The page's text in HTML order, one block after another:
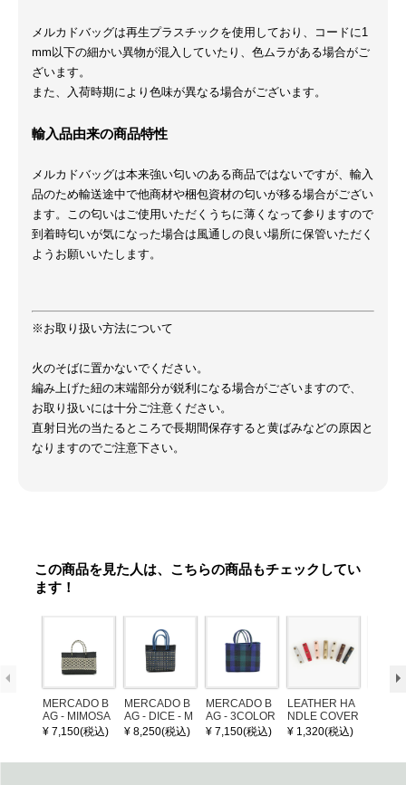
メルカドバッグは再生プラスチックを使用しており、コードに1
mm以下の細かい異物が混入していたり、色ムラがある場合がご
ざいます。
また、入荷時期により色味が異なる場合がございます。
輸入品由来の商品特性
メルカドバッグは本来強い匂いのある商品ではないですが、輸入
品のため輸送途中で他商材や梱包資材の匂いが移る場合がござい
ます。この匂いはご使用いただくうちに薄くなって参りますので
到着時匂いが気になった場合は風通しの良い場所に保管いただく
ようお願いいたします。
※お取り扱い方法について
火のそばに置かないでください。
編み上げた紐の末端部分が鋭利になる場合がございますので、
お取り扱いには十分ご注意ください。
直射日光の当たるところで長期間保存すると黄ばみなどの原因と
なりますのでご注意下さい。
この商品を見た人は、こちらの商品もチェックしてい
ます！
MERCADO B
AG - MIMOSA
- Black / Crea
¥ 7,150(税込)
MERCADO B
AG - DICE - M
OSAIC - Black
¥ 8,250(税込)
MERCADO B
AG - 3COLOR
S CHECK - Bl
¥ 7,150(税込)
LEATHER HA
NDLE COVER
¥ 1,320(税込)